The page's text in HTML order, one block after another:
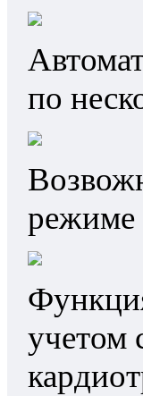
по
режиме
учетом